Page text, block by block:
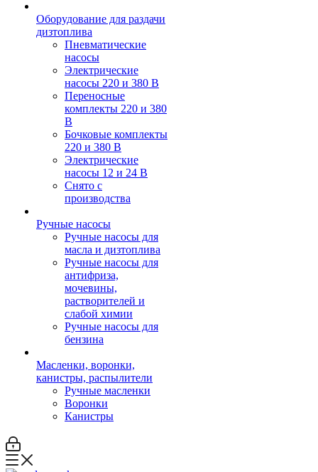
Оборудование для раздачи
дизтоплива
Пневматические
насосы
Электрические
насосы 220 и 380 В
Переносные
комплекты 220 и 380
В
Бочковые комплекты
220 и 380 В
Электрические
насосы 12 и 24 В
Снято с
производства
Ручные насосы
Ручные насосы для
масла и дизтоплива
Ручные насосы для
антифриза,
мочевины,
растворителей и
слабой химии
Ручные насосы для
бензина
Масленки, воронки,
канистры, распылители
Ручные масленки
Воронки
Канистры